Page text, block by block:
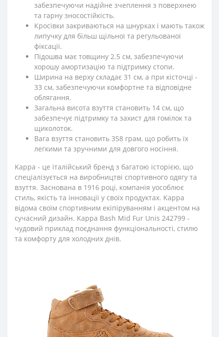
забезпечуючи надійне зчеплення з поверхнею
та гарну зносостійкість.
Кросівки закриваються на шнурках і мають також
липучку для більш щільної та регульованої
фіксації.
Підошва має товщину 2.5 см, забезпечуючи
хорошу амортизацію та підтримку стопи.
Ширина на верху складає 31 см, а при кісточці -
33 см, забезпечуючи комфортне та відповідне
облягання.
Загальна висота взуття становить 14 см, що
забезпечує підтримку та захист для гомілок та
щиколоток.
Вага взуття становить 358 грам, що робить їх
легкими та зручними для довгого носіння.
Kappa - це італійський бренд з багатою історією, що
спеціалізується на виробництві спортивного одягу та
взуття. Заснована в 1916 році, компанія уособлює
стиль, якість та інновації у своїх продуктах. Kappa
відома своїм спортивним екіпіруванням і акцентом на
сучасний дизайн. Kappa Bash Mid Fur Unis 242799 -
чудовий приклад поєднання функціональності, стилю
та комфорту для холодних днів.